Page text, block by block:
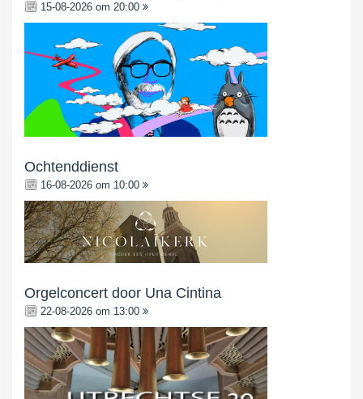
15-08-2026 om 20:00
Ochtenddienst
16-08-2026 om 10:00
Orgelconcert door Una Cintina
22-08-2026 om 13:00